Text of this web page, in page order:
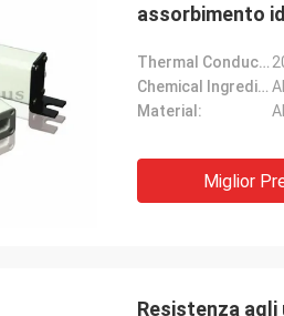
assorbimento
Thermal Conductivity:
Chemical Ingredients:
Material:
Miglior
Resistenza agli